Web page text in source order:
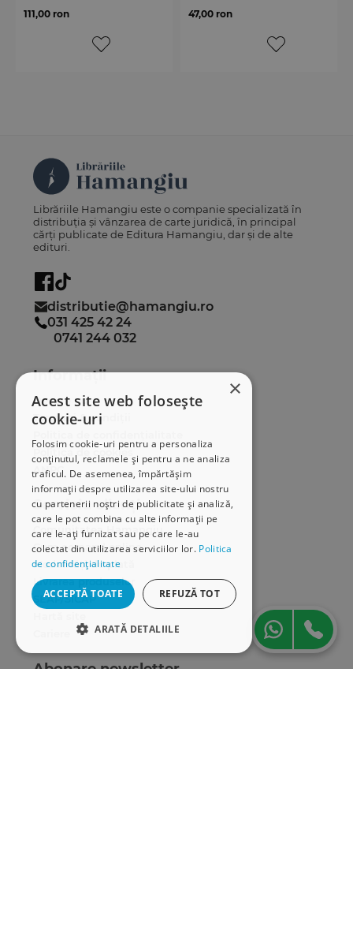
111,00 ron 47,00 ron
×
Acest site web folosește
cookie-uri
Folosim cookie-uri pentru a personaliza
conținutul, reclamele și pentru a ne analiza
traficul. De asemenea, împărtășim
informații despre utilizarea site-ului nostru
cu partenerii noștri de publicitate și analiză,
care le pot combina cu alte informații pe
care le-ați furnizat sau pe care le-au
colectat din utilizarea serviciilor lor. Politica
de confidențialitate
ACCEPTĂ TOATE REFUZĂ TOT
ARATĂ DETALIILE
STRICT NECESARE
Librăriile Hamangiu este o companie specializată în
distribuția și vânzarea de carte juridică, în principal
cărți publicate de Editura Hamangiu, dar și de alte
edituri.
distributie@hamangiu.ro
031 425 42 24
0741 244 032
Informații
Despre noi
Termeni & condiții
Politica de cookies
ANPC
Serviciu clienți
Comunitatea Hamangiu
Cum comand online
Modalități de plată
Livrarea produselor
SEAP/SICAP
Abonare newsletter